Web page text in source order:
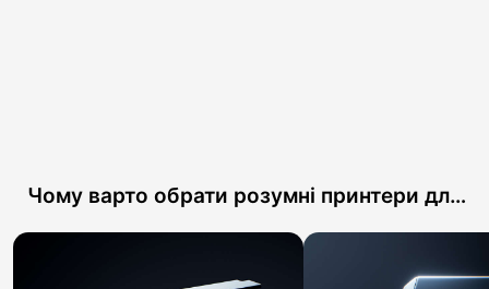
Чому варто обрати розумні принтери для